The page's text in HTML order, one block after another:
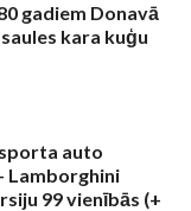
gadiem Donavā
kara kuģu
auto
Lamborghini
99 vienībās (+